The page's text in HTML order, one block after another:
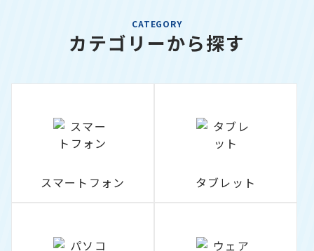
CATEGORY
カテゴリーから探す
スマートフォン タブレット